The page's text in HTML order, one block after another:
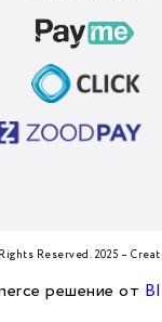
Reserved. 2025 –
решение от